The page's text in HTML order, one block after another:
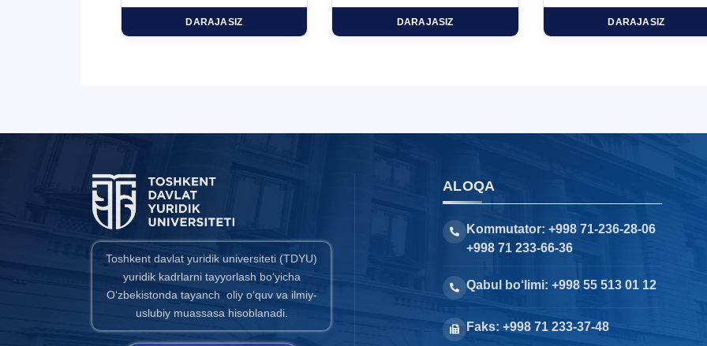
DARAJASIZ DARAJASIZ DARAJASIZ
Toshkent davlat yuridik universiteti (TDYU)
yuridik kadrlarni tayyorlash bo‘yicha
O‘zbekistonda tayanch oliy o‘quv va ilmiy-
uslubiy muassasa hisoblanadi.
ALOQA
Kommutator: +998 71-236-28-06
+998 71 233-66-36
Qabul bo‘limi: +998 55 513 01 12
Faks: +998 71 233-37-48